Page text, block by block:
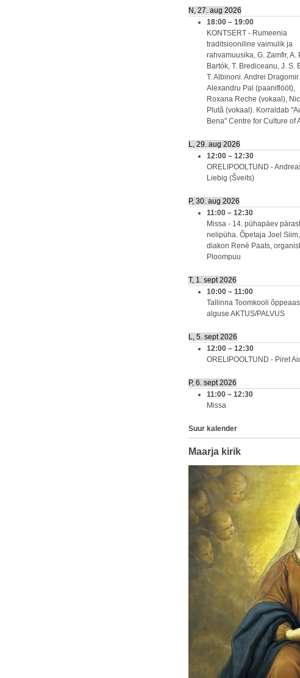
N, 27. aug 2026
18:00 – 19:00
KONTSERT - Rumeenia
traditsiooniline vaimulik ja
rahvamuusika, G. Zamfir, A.
Bartók, T. Brediceanu, J. S.
T. Albinoni. Andrei
Alexandru Pal (paaniflööt),
Roxana Reche (vokaal),
Plută (vokaal). Korraldab
Bena" Centre for Culture of
L, 29. aug 2026
12:00 – 12:30
ORELIPOOLTUND -
Liebig (Šveits)
P, 30. aug 2026
11:00 – 12:30
Missa - 14. pühapäev pärast
nelipüha. Õpetaja Joel Siim,
diakon Renè Paats,
Ploompuu
T, 1. sept 2026
10:00 – 11:00
Tallinna Toomkooli
alguse AKTUS/PALVUS
L, 5. sept 2026
12:00 – 12:30
ORELIPOOLTUND - Piret
P, 6. sept 2026
11:00 – 12:30
Missa
Suur kalender
Maarja kirik